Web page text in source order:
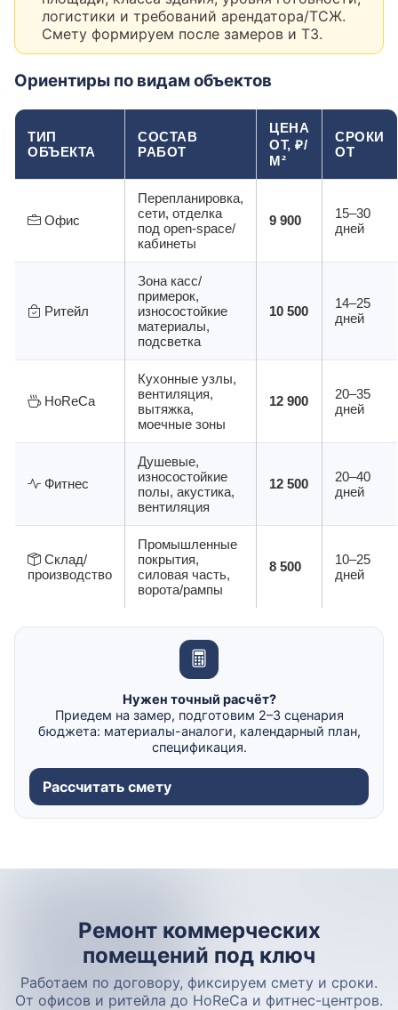
логистики и требований арендатора/ТСЖ.
Смету формируем после замеров и ТЗ.
Ориентиры по видам объектов
ТИП
ОБЪЕКТА
СОСТАВ
РАБОТ
ЦЕНА
ОТ, ₽/
М²
СРОКИ
ОТ
Офис
Перепланировка,
сети, отделка
под open-space/
кабинеты
9 900
15–30
дней
Ритейл
Зона касс/
примерок,
износостойкие
материалы,
подсветка
10 500
14–25
дней
HoReCa
Кухонные узлы,
вентиляция,
вытяжка,
моечные зоны
12 900
20–35
дней
Фитнес
Душевые,
износостойкие
полы, акустика,
вентиляция
12 500
20–40
дней
Склад/
производство
Промышленные
покрытия,
силовая часть,
ворота/рампы
8 500
10–25
дней
Нужен точный расчёт?
Приедем на замер, подготовим 2–3 сценария
бюджета: материалы-аналоги, календарный план,
спецификация.
Рассчитать смету
Ремонт коммерческих
помещений под ключ
Работаем по договору, фиксируем смету и сроки.
От офисов и ритейла до HoReCa и фитнес-центров.